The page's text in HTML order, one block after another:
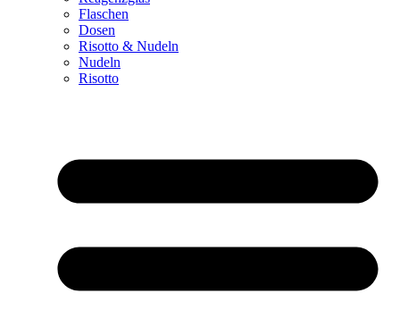
Flaschen
Dosen
Risotto & Nudeln
Nudeln
Risotto